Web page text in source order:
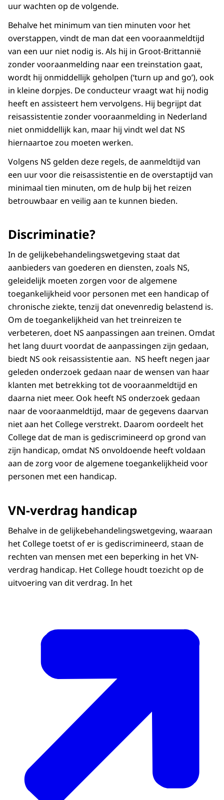
uur wachten op de volgende.
Behalve het minimum van tien minuten voor het
overstappen, vindt de man dat een vooraanmeldtijd
van een uur niet nodig is. Als hij in Groot-Brittannië
zonder vooraanmelding naar een treinstation gaat,
wordt hij onmiddellijk geholpen (‘turn up and go’), ook
in kleine dorpjes. De conducteur vraagt wat hij nodig
heeft en assisteert hem vervolgens. Hij begrijpt dat
reisassistentie zonder vooraanmelding in Nederland
niet onmiddellijk kan, maar hij vindt wel dat NS
hiernaartoe zou moeten werken.
Volgens NS gelden deze regels, de aanmeldtijd van
een uur voor die reisassistentie en de overstaptijd van
minimaal tien minuten, om de hulp bij het reizen
betrouwbaar en veilig aan te kunnen bieden.
Discriminatie?
In de gelijkebehandelingswetgeving staat dat
aanbieders van goederen en diensten, zoals NS,
geleidelijk moeten zorgen voor de algemene
toegankelijkheid voor personen met een handicap of
chronische ziekte, tenzij dat onevenredig belastend is.
Om de toegankelijkheid van het treinreizen te
verbeteren, doet NS aanpassingen aan treinen. Omdat
het lang duurt voordat de aanpassingen zijn gedaan,
biedt NS ook reisassistentie aan. NS heeft negen jaar
geleden onderzoek gedaan naar de wensen van haar
klanten met betrekking tot de vooraanmeldtijd en
daarna niet meer. Ook heeft NS onderzoek gedaan
naar de vooraanmeldtijd, maar de gegevens daarvan
niet aan het College verstrekt. Daarom oordeelt het
College dat de man is gediscrimineerd op grond van
zijn handicap, omdat NS onvoldoende heeft voldaan
aan de zorg voor de algemene toegankelijkheid voor
personen met een handicap.
VN-verdrag handicap
Behalve in de gelijkebehandelingswetgeving, waaraan
het College toetst of er is gediscrimineerd, staan de
rechten van mensen met een beperking in het VN-
verdrag handicap. Het College houdt toezicht op de
uitvoering van dit verdrag. In het